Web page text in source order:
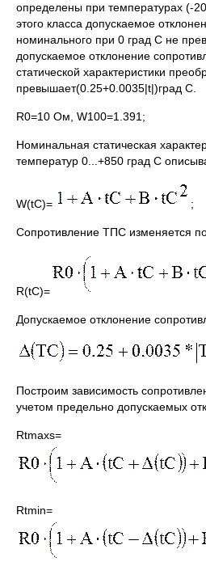
определены при температурах (-
этого класса допускаемое
номинального при 0 град С не
допускаемое отклонение
статической характеристики
превышает(0.25+0.0035|t|)град С.
R0=10 Ом, W100=1.391;
Номинальная статическая
температур 0...+850 град С
W(tC)= ;
Сопротивление ТПС изменяется
R(tC)=
Допускаемое отклонение
Построим зависимость
учетом предельно допускаемых
Rtmaxs=
Rtmin=